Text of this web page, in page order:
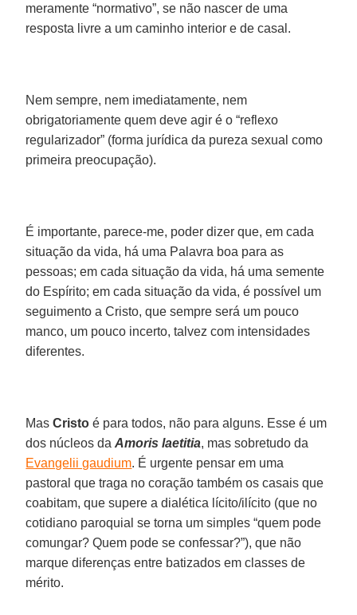
meramente “normativo”, se não nascer de uma
resposta livre a um caminho interior e de casal.
Nem sempre, nem imediatamente, nem
obrigatoriamente quem deve agir é o “reflexo
regularizador” (forma jurídica da pureza sexual como
primeira preocupação).
É importante, parece-me, poder dizer que, em cada
situação da vida, há uma Palavra boa para as
pessoas; em cada situação da vida, há uma semente
do Espírito; em cada situação da vida, é possível um
seguimento a Cristo, que sempre será um pouco
manco, um pouco incerto, talvez com intensidades
diferentes.
MasCristo é para todos, não para alguns. Esse é um
dos núcleos daAmoris laetitia, mas sobretudo da
Evangelii gaudium. É urgente pensar em uma
pastoral que traga no coração também os casais que
coabitam, que supere a dialética lícito/ilícito (que no
cotidiano paroquial se torna um simples “quem pode
comungar? Quem pode se confessar?”), que não
marque diferenças entre batizados em classes de
mérito.